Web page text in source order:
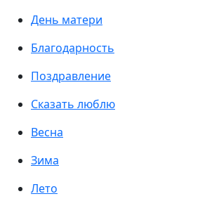
День матери
Благодарность
Поздравление
Сказать люблю
Весна
Зима
Лето